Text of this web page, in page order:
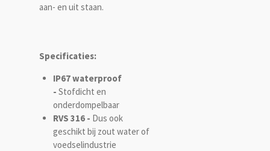
aan- en uit staan.
Specificaties:
IP67 waterproof
- Stofdicht en
onderdompelbaar
RVS 316 - Dus ook
geschikt bij zout water of
voedselindustrie